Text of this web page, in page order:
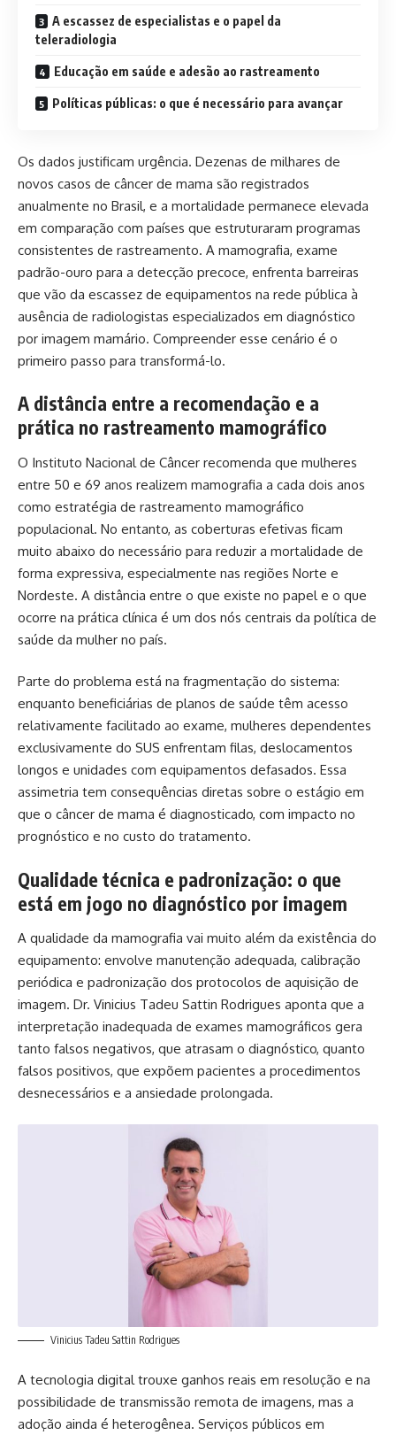
A escassez de especialistas e o papel da
teleradiologia
Educação em saúde e adesão ao rastreamento
Políticas públicas: o que é necessário para avançar
Os dados justificam urgência. Dezenas de milhares de
novos casos de câncer de mama são registrados
anualmente no Brasil, e a mortalidade permanece elevada
em comparação com países que estruturaram programas
consistentes de rastreamento. A mamografia, exame
padrão-ouro para a detecção precoce, enfrenta barreiras
que vão da escassez de equipamentos na rede pública à
ausência de radiologistas especializados em diagnóstico
por imagem mamário. Compreender esse cenário é o
primeiro passo para transformá-lo.
A distância entre a recomendação e a
prática no rastreamento mamográfico
O Instituto Nacional de Câncer recomenda que mulheres
entre 50 e 69 anos realizem mamografia a cada dois anos
como estratégia de rastreamento mamográfico
populacional. No entanto, as coberturas efetivas ficam
muito abaixo do necessário para reduzir a mortalidade de
forma expressiva, especialmente nas regiões Norte e
Nordeste. A distância entre o que existe no papel e o que
ocorre na prática clínica é um dos nós centrais da política de
saúde da mulher no país.
Parte do problema está na fragmentação do sistema:
enquanto beneficiárias de planos de saúde têm acesso
relativamente facilitado ao exame, mulheres dependentes
exclusivamente do SUS enfrentam filas, deslocamentos
longos e unidades com equipamentos defasados. Essa
assimetria tem consequências diretas sobre o estágio em
que o câncer de mama é diagnosticado, com impacto no
prognóstico e no custo do tratamento.
Qualidade técnica e padronização: o que
está em jogo no diagnóstico por imagem
A qualidade da mamografia vai muito além da existência do
equipamento: envolve manutenção adequada, calibração
periódica e padronização dos protocolos de aquisição de
imagem. Dr. Vinicius Tadeu Sattin Rodrigues aponta que a
interpretação inadequada de exames mamográficos gera
tanto falsos negativos, que atrasam o diagnóstico, quanto
falsos positivos, que expõem pacientes a procedimentos
desnecessários e a ansiedade prolongada.
Vinicius Tadeu Sattin Rodrigues
A tecnologia digital trouxe ganhos reais em resolução e na
possibilidade de transmissão remota de imagens, mas a
adoção ainda é heterogênea. Serviços públicos em